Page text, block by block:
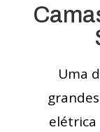
Uma